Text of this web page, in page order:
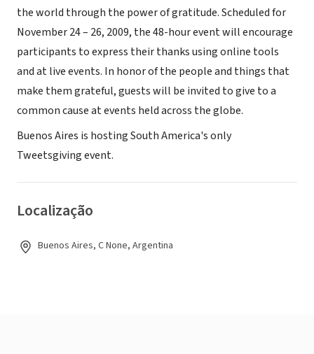
the world through the power of gratitude. Scheduled for
November 24 – 26, 2009, the 48-hour event will encourage
participants to express their thanks using online tools
and at live events. In honor of the people and things that
make them grateful, guests will be invited to give to a
common cause at events held across the globe.
Buenos Aires is hosting South America's only
Tweetsgiving event.
Localização
Buenos Aires, C None, Argentina